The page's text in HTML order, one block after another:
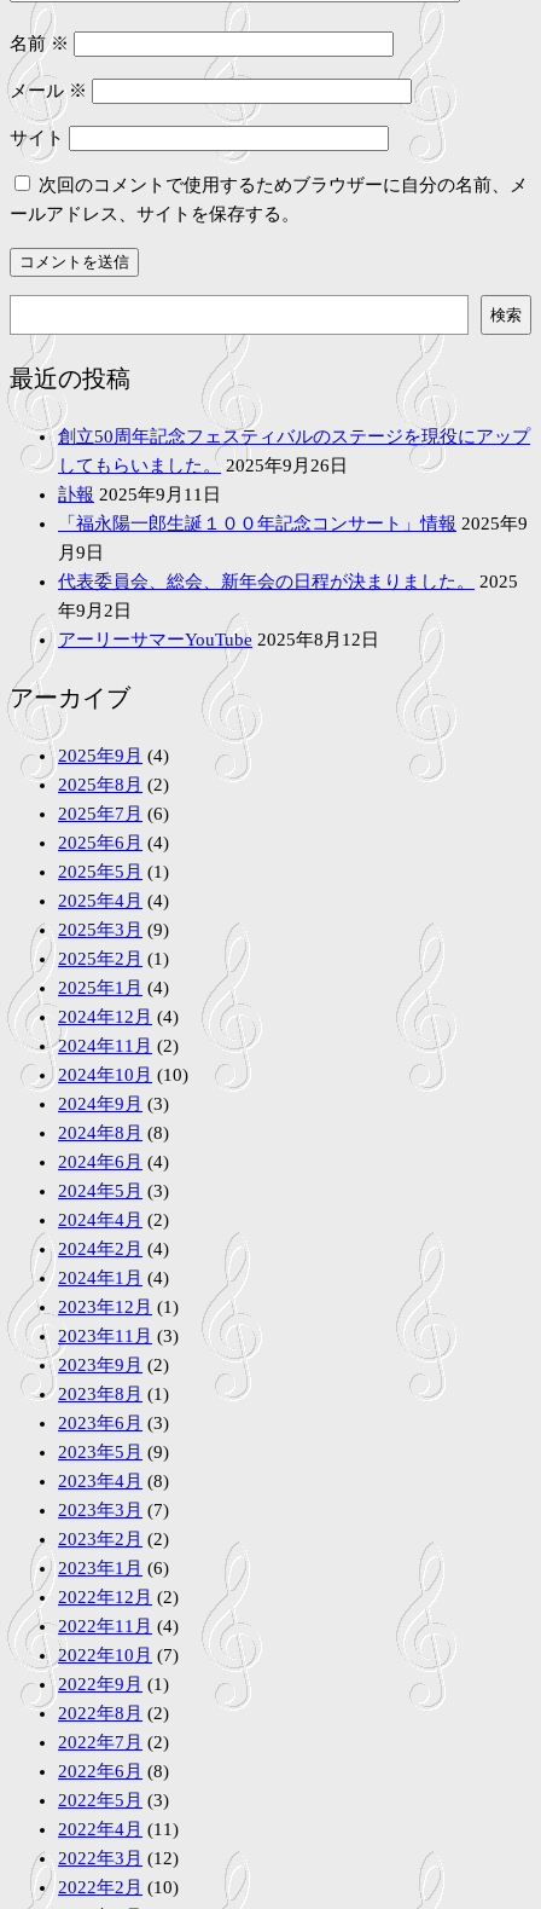
名前 ※
メール ※
サイト
次回のコメントで使用するためブラウザーに自分の名前、メ
ールアドレス、サイトを保存する。
索
検索
最近の投稿
創立50周年記念フェスティバルのステージを現役にアップ
してもらいました。 2025年9月26日
訃報 2025年9月11日
「福永陽一郎生誕１００年記念コンサート」情報 2025年9
月9日
代表委員会、総会、新年会の日程が決まりました。
2025
年9月2日
アーリーサマーYouTube 2025年8月12日
アーカイブ
2025年9月 (4)
2025年8月 (2)
2025年7月 (6)
2025年6月 (4)
2025年5月 (1)
2025年4月 (4)
2025年3月 (9)
2025年2月 (1)
2025年1月 (4)
2024年12月 (4)
2024年11月 (2)
2024年10月 (10)
2024年9月 (3)
2024年8月 (8)
2024年6月 (4)
2024年5月 (3)
2024年4月 (2)
2024年2月 (4)
2024年1月 (4)
2023年12月 (1)
2023年11月 (3)
2023年9月 (2)
2023年8月 (1)
2023年6月 (3)
2023年5月 (9)
2023年4月 (8)
2023年3月 (7)
2023年2月 (2)
2023年1月 (6)
2022年12月 (2)
2022年11月 (4)
2022年10月 (7)
2022年9月 (1)
2022年8月 (2)
2022年7月 (2)
2022年6月 (8)
2022年5月 (3)
2022年4月 (11)
2022年3月 (12)
2022年2月 (10)